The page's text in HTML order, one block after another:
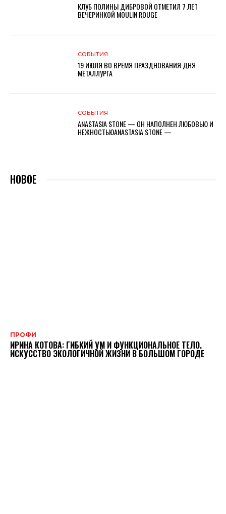
КЛУБ ПОЛИНЫ ДИБРОВОЙ ОТМЕТИЛ 7 ЛЕТ
ВЕЧЕРИНКОЙ MOULIN ROUGE
СОБЫТИЯ
19 ИЮЛЯ ВО ВРЕМЯ ПРАЗДНОВАНИЯ ДНЯ
МЕТАЛЛУРГА
СОБЫТИЯ
ANASTASIA STONE — ОН НАПОЛНЕН ЛЮБОВЬЮ И
НЕЖНОСТЬЮANASTASIA STONE —
НОВОЕ
ПРОФИ
ИРИНА КОТОВА: ГИБКИЙ УМ И ФУНКЦИОНАЛЬНОЕ ТЕЛО.
ИСКУССТВО ЭКОЛОГИЧНОЙ ЖИЗНИ В БОЛЬШОМ ГОРОДЕ